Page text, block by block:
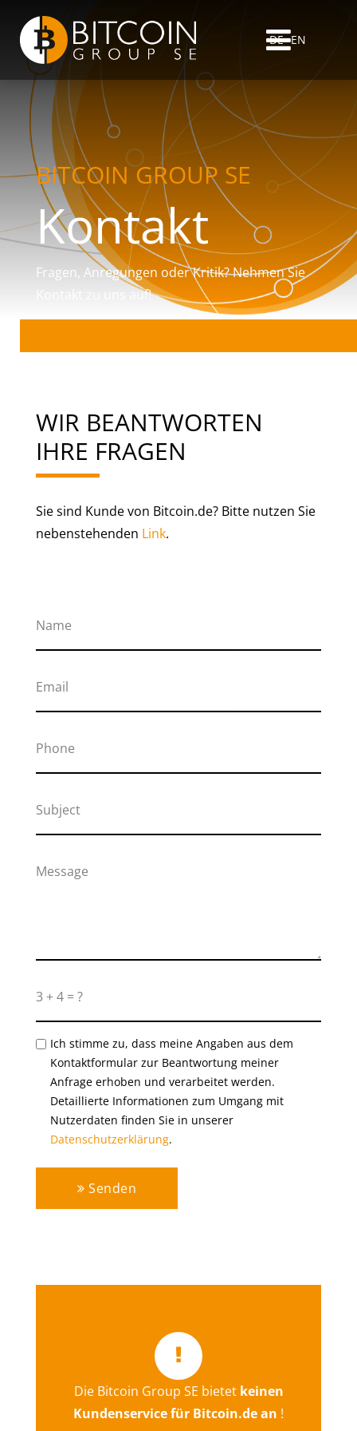
DE EN
BITCOIN GROUP SE
Kontakt
Fragen, Anregungen oder Kritik? Nehmen Sie
Kontakt zu uns auf!
WIR BEANTWORTEN
IHRE FRAGEN
Sie sind Kunde von Bitcoin.de? Bitte nutzen Sie
nebenstehenden Link.
Ich stimme zu, dass meine Angaben aus dem
Kontaktformular zur Beantwortung meiner
Anfrage erhoben und verarbeitet werden.
Detaillierte Informationen zum Umgang mit
Nutzerdaten finden Sie in unserer
Datenschutzerklärung.
Senden
Die Bitcoin Group SE bietet keinen
Kundenservice für Bitcoin.de an !
Hier gelangen Sie direkt zum
Kontaktformular von bitcoin.de